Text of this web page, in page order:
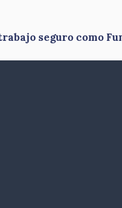
seguro como